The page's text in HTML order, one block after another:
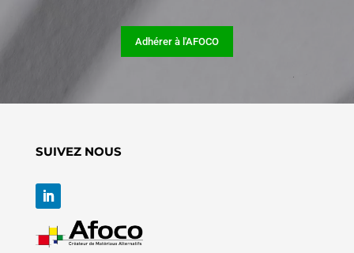
Adhérer à l'AFOCO
SUIVEZ NOUS